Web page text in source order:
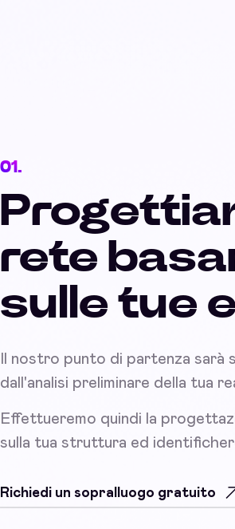
01.
rete
sulle tue
Il nostro punto di partenza sarà
dall'analisi preliminare della tua
Effettueremo quindi la
sulla tua struttura ed
Richiedi un sopralluogo gratuito